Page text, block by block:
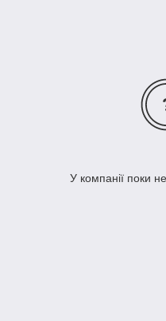
У компанії поки